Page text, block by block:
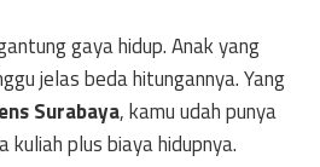
gaya hidup. Anak yang
jelas beda hitungannya. Yang
Surabaya, kamu udah punya
plus biaya hidupnya.